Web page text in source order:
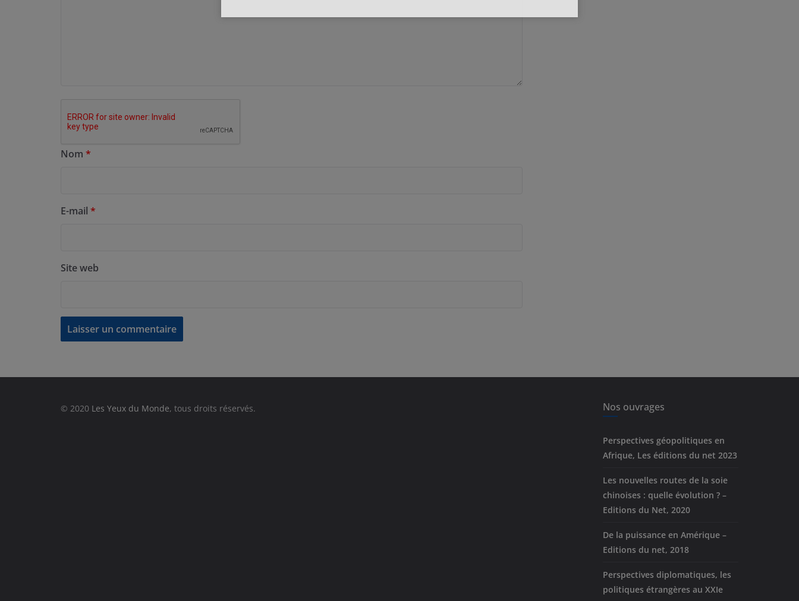
Nom *
E-mail *
Site web
© 2020 Les Yeux du Monde, tous droits réservés. Nos ouvrages
Perspectives géopolitiques en
Afrique, Les éditions du net 2023
Les nouvelles routes de la soie
chinoises : quelle évolution ? –
Editions du Net, 2020
De la puissance en Amérique –
Editions du net, 2018
Perspectives diplomatiques, les
politiques étrangères au XXIe